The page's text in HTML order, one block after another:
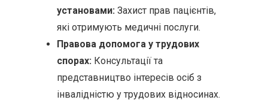
установами: Захист прав пацієнтів,
які отримують медичні послуги.
Правова допомога у трудових
спорах: Консультації та
представництво інтересів осіб з
інвалідністю у трудових відносинах.